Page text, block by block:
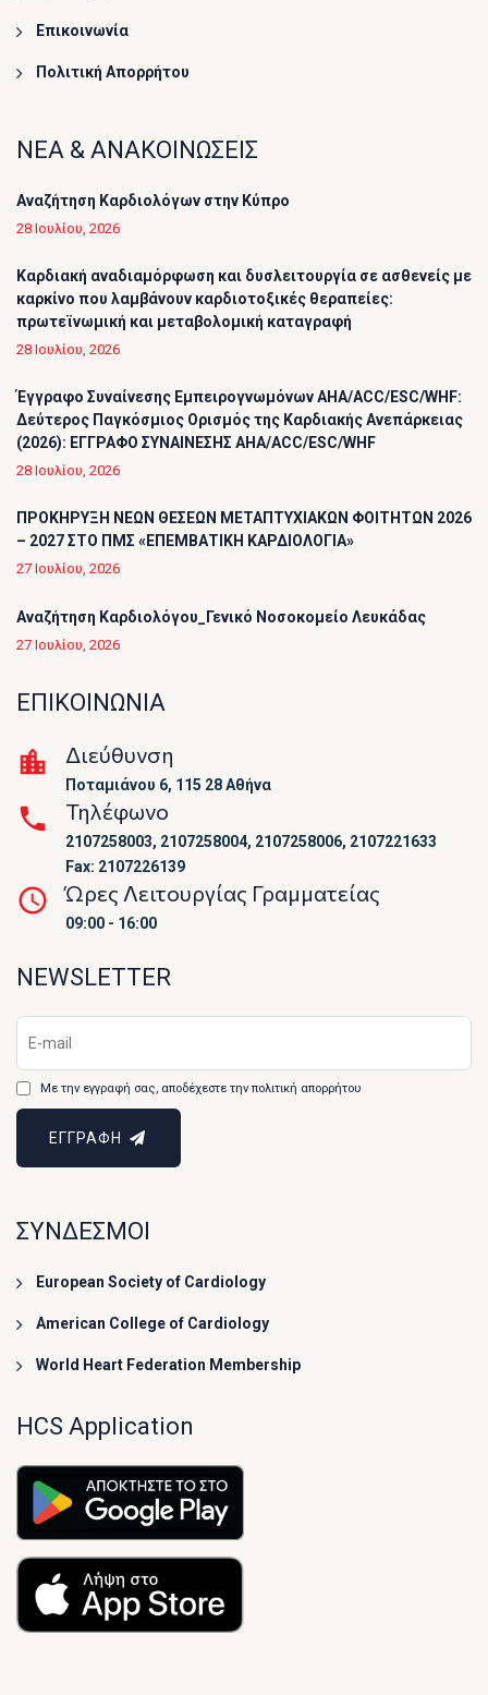
Επικοινωνία
Πολιτική Απορρήτου
ΝΕΑ & ΑΝΑΚΟΙΝΩΣΕΙΣ
Αναζήτηση Καρδιολόγων στην Κύπρο
28 Ιουλίου, 2026
Καρδιακή αναδιαμόρφωση και δυσλειτουργία σε ασθενείς με
καρκίνο που λαμβάνουν καρδιοτοξικές θεραπείες:
πρωτεϊνωμική και μεταβολομική καταγραφή
28 Ιουλίου, 2026
Έγγραφο Συναίνεσης Εμπειρογνωμόνων AHA/ACC/ESC/WHF:
Δεύτερος Παγκόσμιος Ορισμός της Καρδιακής Ανεπάρκειας
(2026): ΕΓΓΡΑΦΟ ΣΥΝΑΙΝΕΣΗΣ AHA/ACC/ESC/WHF
28 Ιουλίου, 2026
ΠΡΟΚΗΡΥΞΗ ΝΕΩΝ ΘΕΣΕΩΝ ΜΕΤΑΠΤΥΧΙΑΚΩΝ ΦΟΙΤΗΤΩΝ 2026
– 2027 ΣΤΟ ΠΜΣ «ΕΠΕΜΒΑΤΙΚΗ ΚΑΡΔΙΟΛΟΓΙΑ»
27 Ιουλίου, 2026
Αναζήτηση Καρδιολόγου_Γενικό Νοσοκομείο Λευκάδας
27 Ιουλίου, 2026
ΕΠΙΚΟΙΝΩΝΙΑ
Διεύθυνση
Ποταμιάνου 6, 115 28 Αθήνα
Τηλέφωνο
2107258003, 2107258004, 2107258006, 2107221633
Fax: 2107226139
Ώρες Λειτουργίας Γραμματείας
09:00 - 16:00
NEWSLETTER
Με την εγγραφή σας, αποδέχεστε την πολιτική απορρήτου
ΕΓΓΡΑΦΗ
ΣΥΝΔΕΣΜΟΙ
European Society of Cardiology
American College of Cardiology
World Heart Federation Membership
HCS Application